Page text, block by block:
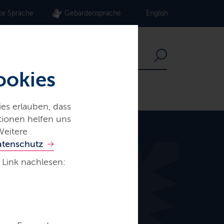
erlauben, dass
helfen uns
nachlesen:
Sprache Gebärdensprache English